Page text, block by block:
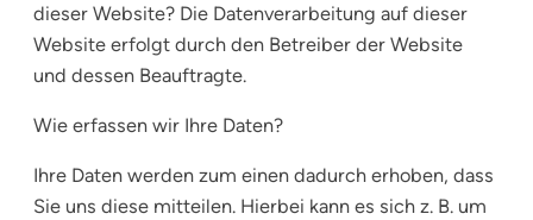
dieser Website? Die Datenverarbeitung auf dieser
Website erfolgt durch den Betreiber der Website
und dessen Beauftragte.
Wie erfassen wir Ihre Daten?
Ihre Daten werden zum einen dadurch erhoben, dass
Sie uns diese mitteilen. Hierbei kann es sich z. B. um